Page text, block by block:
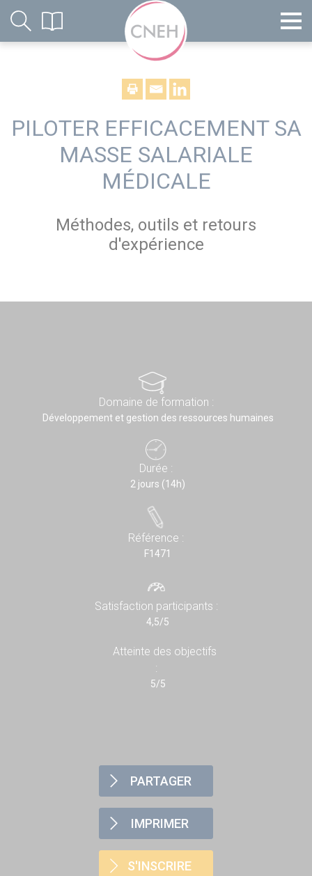
PILOTER EFFICACEMENT SA
MASSE SALARIALE
MÉDICALE
Méthodes, outils et retours
d'expérience
Domaine de formation :
Développement et gestion des ressources humaines
Durée :
2 jours (14h)
Référence :
F1471
Satisfaction participants :
4,5/5
Atteinte des objectifs
:
5/5
PARTAGER
IMPRIMER
S'INSCRIRE